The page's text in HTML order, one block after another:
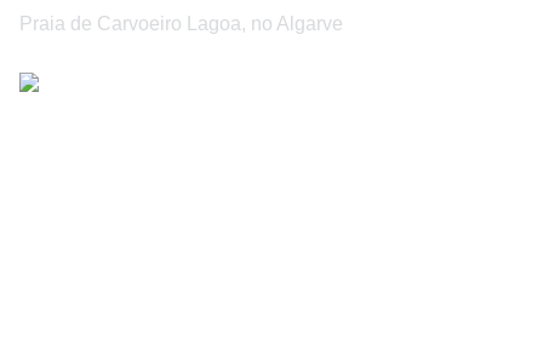
Praia de Carvoeiro Lagoa, no Algarve